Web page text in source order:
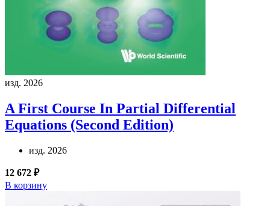
изд. 2026
A First Course In Partial Differential
Equations (Second Edition)
изд. 2026
12 672 ₽
В корзину